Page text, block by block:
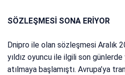
SÖZLEŞMESİ SONA ERİYOR
Dnipro ile olan sözleşmesi Aralık
yıldız oyuncu ile ilgili son
atılmaya başlamıştı. Avrupa’ya